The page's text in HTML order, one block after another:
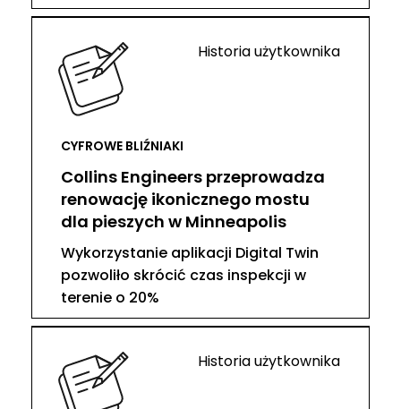
Historia użytkownika
CYFROWE BLIŹNIAKI
Collins Engineers przeprowadza
renowację ikonicznego mostu
dla pieszych w Minneapolis
Wykorzystanie aplikacji Digital Twin
pozwoliło skrócić czas inspekcji w
terenie o 20%
Historia użytkownika